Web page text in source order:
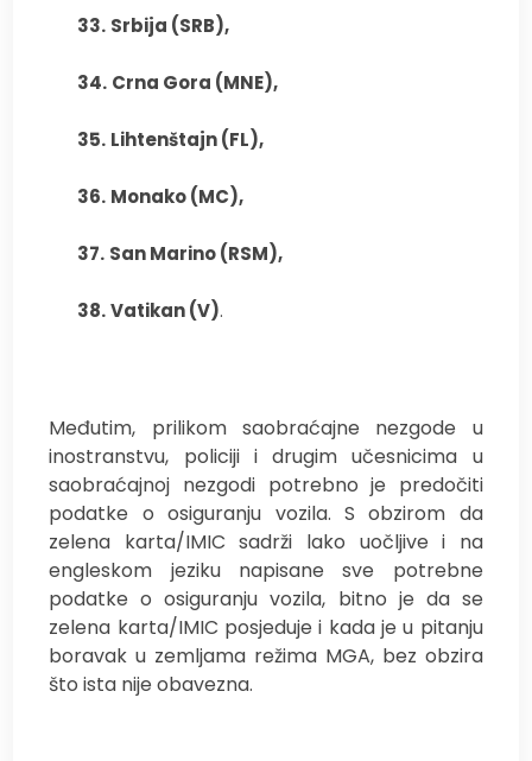
33. Srbija (SRB),
34. Crna Gora (MNE),
35. Lihtenštajn (FL),
36. Monako (MC),
37. San Marino (RSM),
38. Vatikan (V).
Međutim, prilikom saobraćajne nezgode u
inostranstvu, policiji i drugim učesnicima u
saobraćajnoj nezgodi potrebno je predočiti
podatke o osiguranju vozila. S obzirom da
zelena karta/IMIC sadrži lako uočljive i na
engleskom jeziku napisane sve potrebne
podatke o osiguranju vozila, bitno je da se
zelena karta/IMIC posjeduje i kada je u pitanju
boravak u zemljama režima MGA, bez obzira
što ista nije obavezna.